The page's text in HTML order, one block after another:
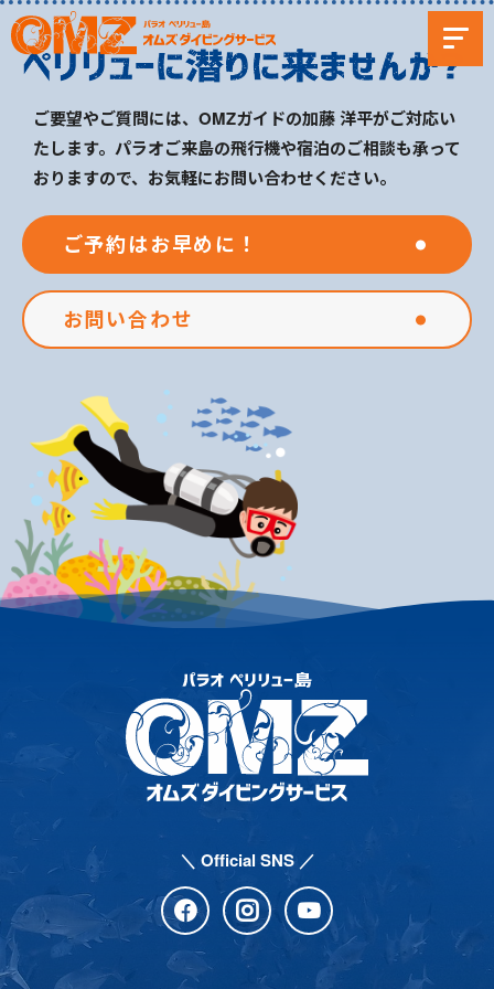
ご要望やご質問には、OMZガイドの加藤 洋平がご対応い
たします。パラオご来島の飛行機や宿泊のご相談も承って
おりますので、お気軽にお問い合わせください。
ご予約はお早めに！
お問い合わせ
＼ Official SNS ／